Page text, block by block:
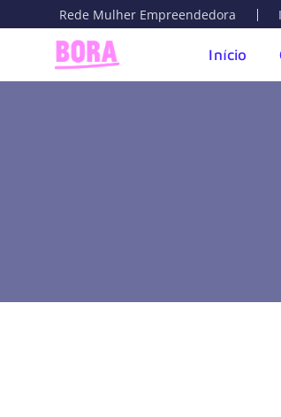
Rede Mulher Empreendedora
Início